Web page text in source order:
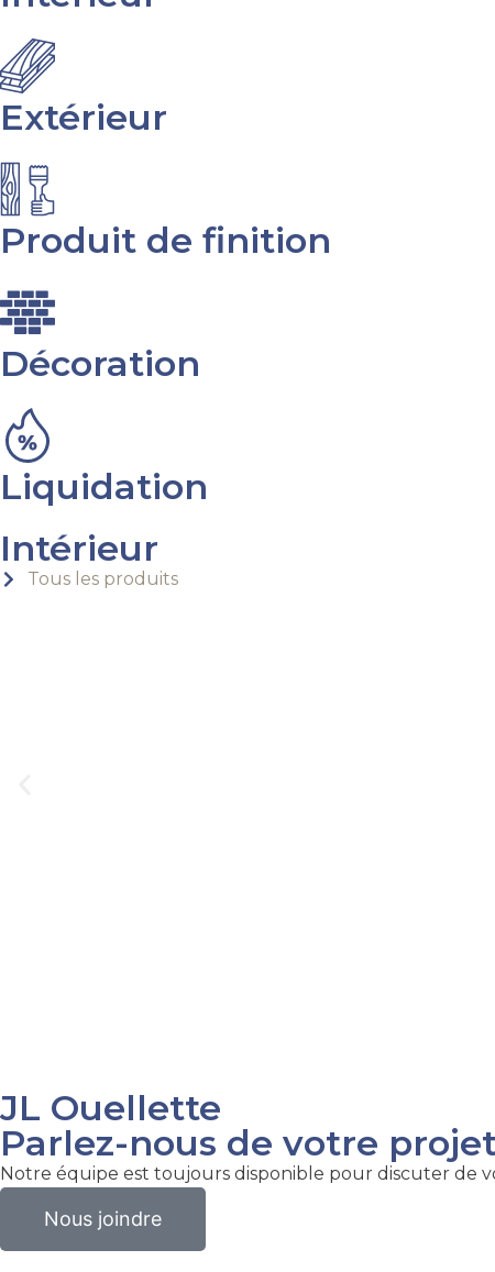
Extérieur
Produit de finition
Décoration
Liquidation
Intérieur
Tous les produits
JL Ouellette
Parlez-nous de votre
Notre équipe est toujours disponible pour discuter de
Nous joindre